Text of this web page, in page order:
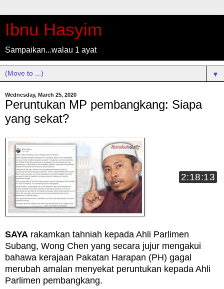
Ibnu Hasyim
Sampaikan...walau 1 ayat
▼
Wednesday, March 25, 2020
Peruntukan MP pembangkang: Siapa
yang sekat?
SAYA rakamkan tahniah kepada Ahli Parlimen
Subang, Wong Chen yang secara jujur mengakui
bahawa kerajaan Pakatan Harapan (PH) gagal
merubah amalan menyekat peruntukan kepada Ahli
Parlimen pembangkang.
2:18:13